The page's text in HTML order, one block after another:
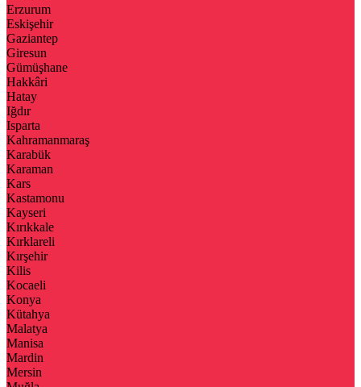
Erzurum
Eskişehir
Gaziantep
Giresun
Gümüşhane
Hakkâri
Hatay
Iğdır
Isparta
Kahramanmaraş
Karabük
Karaman
Kars
Kastamonu
Kayseri
Kırıkkale
Kırklareli
Kırşehir
Kilis
Kocaeli
Konya
Kütahya
Malatya
Manisa
Mardin
Mersin